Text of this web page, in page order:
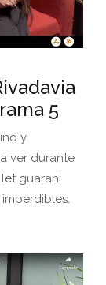
5
y
ver durante
guarani